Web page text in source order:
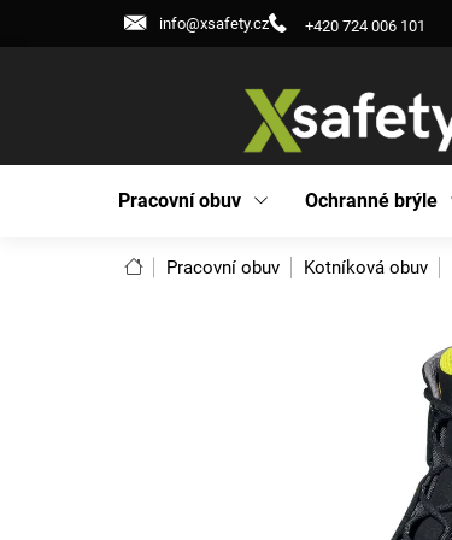
+420 724 006 101
info@xsafety.cz
Pracovní obuv Ochranné brýle
DomůPracovní obuv Kotníková obuv